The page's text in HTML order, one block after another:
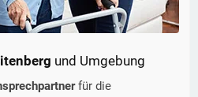
und Umgebung
für die